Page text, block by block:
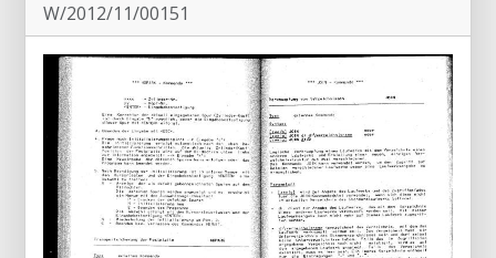
W/2012/11/00151